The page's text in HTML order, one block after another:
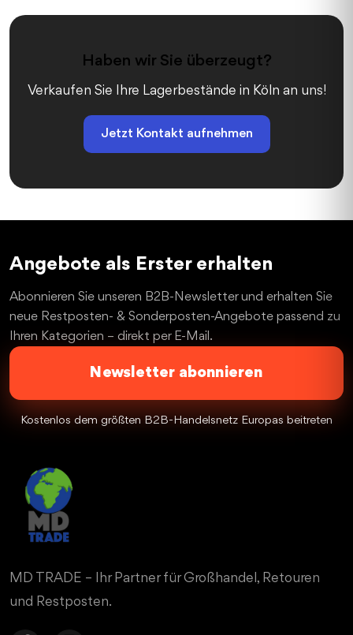
Haben wir Sie überzeugt?
Verkaufen Sie Ihre Lagerbestände in Köln an uns!
Jetzt Kontakt aufnehmen
Angebote als Erster erhalten
Abonnieren Sie unseren B2B-Newsletter und erhalten Sie
neue Restposten- & Sonderposten-Angebote passend zu
Ihren Kategorien – direkt per E-Mail.
Newsletter abonnieren
Kostenlos dem größten B2B-Handelsnetz Europas beitreten
MD TRADE – Ihr Partner für Großhandel, Retouren
und Restposten.